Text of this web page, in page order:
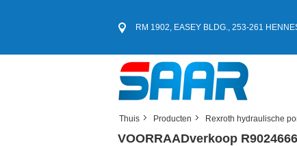
RM 1902, EASEY BLDG., 253-261
Thuis Producten Rexroth hydraulische
VOORRAADverkoop